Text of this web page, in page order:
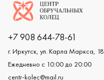
Логотип компании
+7 908 644-78-61
г. Иркутск, ул. Карла Маркса, 18
Ежедневно с 10:00 до 20:00
centr-kolec@mail.ru